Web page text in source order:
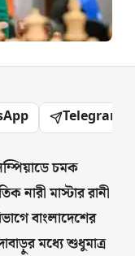
Telegram
চমক
নারী মাস্টার রানী
বাংলাদেশের
মধ্যে শুধুমাত্র